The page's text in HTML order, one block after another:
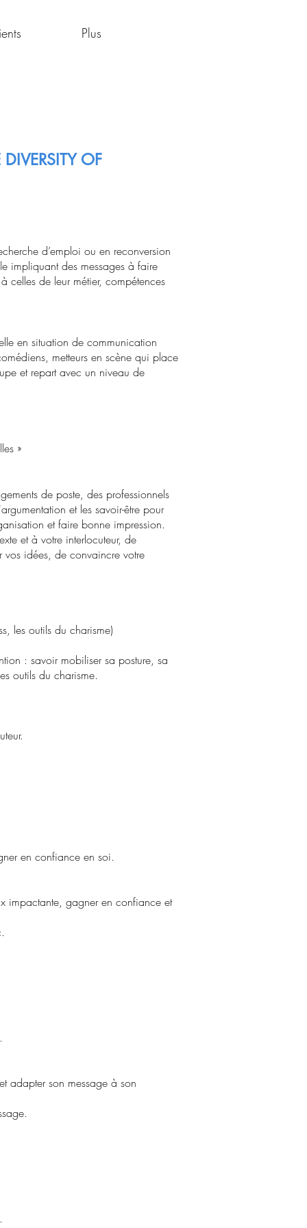
Plus
OF
d’emploi ou en reconversion
impliquant des messages à faire
celles de leur métier, compétences
en situation de communication
metteurs en scène qui place
et repart avec un niveau de
»
de poste, des professionnels
et les savoir-être pour
et faire bonne impression.
et à votre interlocuteur, de
idées, de convaincre votre
les outils du charisme)
: savoir mobiliser sa posture, sa
outils du charisme.
en confiance en soi.
impactante, gagner en confiance et
adapter son message à son